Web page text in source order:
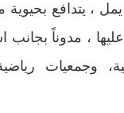
، يتدافع
عليها ، مدوناً
وجمعيات